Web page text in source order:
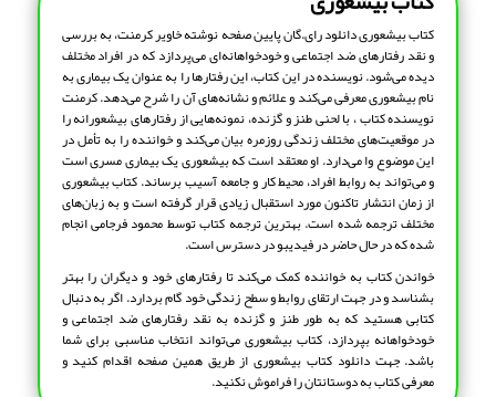
کتاب بیشعوری دانلود رای.گان پایین صفحه نوشته خاویر کرمنت، به بررسی
و نقد رفتارهای ضد اجتماعی و خودخواهانه‌ای می‌پردازد که در افراد مختلف
دیده می‌شود. نویسنده در این کتاب، این رفتارها را به عنوان یک بیماری به
نام بیشعوری معرفی می‌کند و علائم و نشانه‌های آن را شرح می‌دهد. کرمنت
نویسنده کتاب ، با لحنی طنز و گزنده، نمونه‌هایی از رفتارهای بیشعورانه را
در موقعیت‌های مختلف زندگی روزمره بیان می‌کند و خواننده را به تأمل در
این موضوع وا می‌دارد. او معتقد است که بیشعوری یک بیماری مسری است
و می‌تواند به روابط افراد، محیط کار و جامعه آسیب برساند. کتاب بیشعوری
از زمان انتشار تاکنون مورد استقبال زیادی قرار گرفته است و به زبان‌های
مختلف ترجمه شده است. بهترین ترجمه کتاب توسط محمود فرجامی انجام
شده که در حال حاضر در فیدیبو در دسترس است.
خواندن کتاب به خواننده کمک می‌کند تا رفتارهای خود و دیگران را بهتر
بشناسد و در جهت ارتقای روابط و سطح زندگی خود گام بردارد. اگر به دنبال
کتابی هستید که به طور طنز و گزنده به نقد رفتارهای ضد اجتماعی و
خودخواهانه بپردازد، کتاب بیشعوری می‌تواند انتخاب مناسبی برای شما
باشد. جهت دانلود کتاب بیشعوری از طریق همین صفحه اقدام کنید و
معرفی کتاب به دوستانتان را فراموش نکنید.